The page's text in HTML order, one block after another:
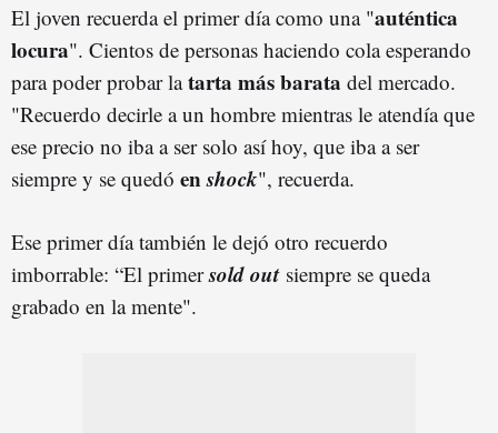
El joven recuerda el primer día como una "auténtica
locura". Cientos de personas haciendo cola esperando
para poder probar latarta más barata del mercado.
"Recuerdo decirle a un hombre mientras le atendía que
ese precio no iba a ser solo así hoy, que iba a ser
siempre y se quedó enshock", recuerda.
Ese primer día también le dejó otro recuerdo
imborrable: “El primersold outsiempre se queda
grabado en la mente".